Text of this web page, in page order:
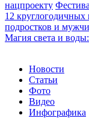
нацпроекту
12 круглогодичных
подростков и
Магия света и
Новости
Статьи
Фото
Видео
Инфографика